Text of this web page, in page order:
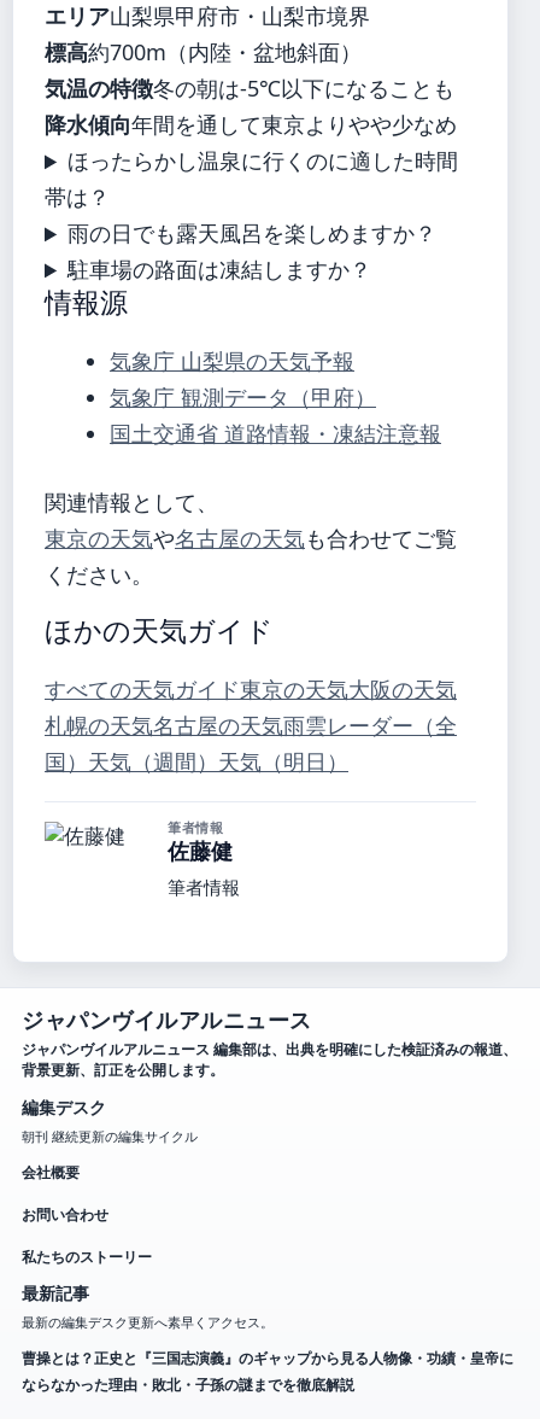
エリア山梨県甲府市・山梨市境界
標高約700m（内陸・盆地斜面）
気温の特徴冬の朝は-5℃以下になることも
降水傾向年間を通して東京よりやや少なめ
ほったらかし温泉に行くのに適した時間
帯は？
雨の日でも露天風呂を楽しめますか？
駐車場の路面は凍結しますか？
情報源
気象庁 山梨県の天気予報
気象庁 観測データ（甲府）
国土交通省 道路情報・凍結注意報
関連情報として、
東京の天気や名古屋の天気も合わせてご覧
ください。
ほかの天気ガイド
すべての天気ガイド東京の天気大阪の天気
札幌の天気名古屋の天気雨雲レーダー（全
国） 天気（週間） 天気（明日）
筆者情報
佐藤健
筆者情報
ジャパンヴイルアルニュース
ジャパンヴイルアルニュース 編集部は、出典を明確にした検証済みの報道、
背景更新、訂正を公開します。
編集デスク
朝刊 継続更新の編集サイクル
会社概要
お問い合わせ
私たちのストーリー
最新記事
最新の編集デスク更新へ素早くアクセス。
曹操とは？正史と『三国志演義』のギャップから見る人物像・功績・皇帝に
ならなかった理由・敗北・子孫の謎までを徹底解説